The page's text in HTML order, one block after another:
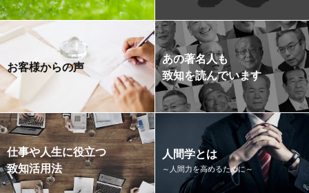
お客様からの声
あの著名人も
致知を読んでいます
仕事や人生に役立つ
致知活用法
人間学とは
～人間力を高めるために～